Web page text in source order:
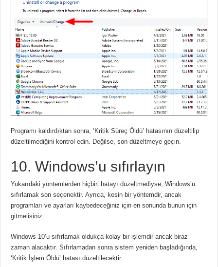
Programı kaldırdıktan sonra, ‘Kritik Süreç Öldü’ hatasının düzeltilip
düzeltilmediğini kontrol edin. Değilse, son düzeltmeye geçin.
10. Windows’u sıfırlayın
Yukarıdaki yöntemlerden hiçbiri hatayı düzeltmediyse, Windows’u
sıfırlamak son seçenektir. Ayrıca, kesin bir yöntemdir, ancak
programları ve ayarları kaybedeceğiniz için en sonunda bunun için
gitmelisiniz.
Windows 10’u sıfırlamak oldukça kolay bir işlemdir ancak biraz
zaman alacaktır. Sıfırlamadan sonra sistem yeniden başladığında,
‘Kritik İşlem Öldü’ hatası düzeltilecektir.